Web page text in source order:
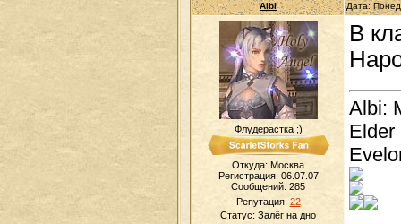
Albi Дата:
Флудерастка ;)
Откуда: Москва
Регистрация: 06.07.07
Сообщений: 285
Репутация: 22
Статус: Залёг на дно
В
Albi:
Elder